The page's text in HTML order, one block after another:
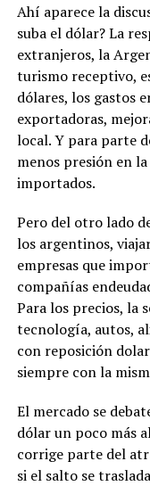
Ahí aparece la
suba el dólar? La
extranjeros, la
turismo receptivo,
dólares, los gastos
exportadoras,
local. Y para parte
menos presión en
importados.
Pero del otro lado
los argentinos,
empresas que
compañías
Para los precios, la
tecnología, autos,
con reposición
siempre con la
El mercado se
dólar un poco más
corrige parte del
si el salto se